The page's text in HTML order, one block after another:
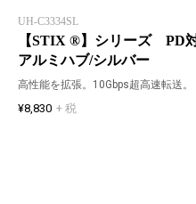
UH-C3334SL
【STIX ®】シリーズ PD
アルミハブ/シルバー
高性能を拡張。10Gbps超高速転送。
¥8,830 + 税